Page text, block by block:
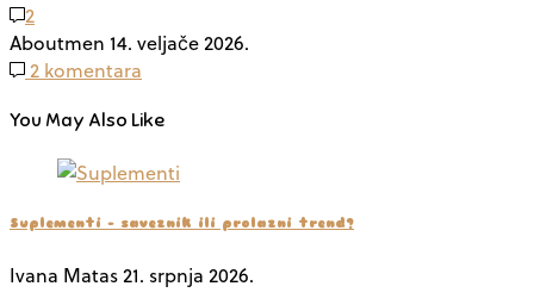
2
Aboutmen 14. veljače 2026.
2 komentara
You May Also Like
Suplementi – saveznik ili prolazni trend?
Ivana Matas21. srpnja 2026.